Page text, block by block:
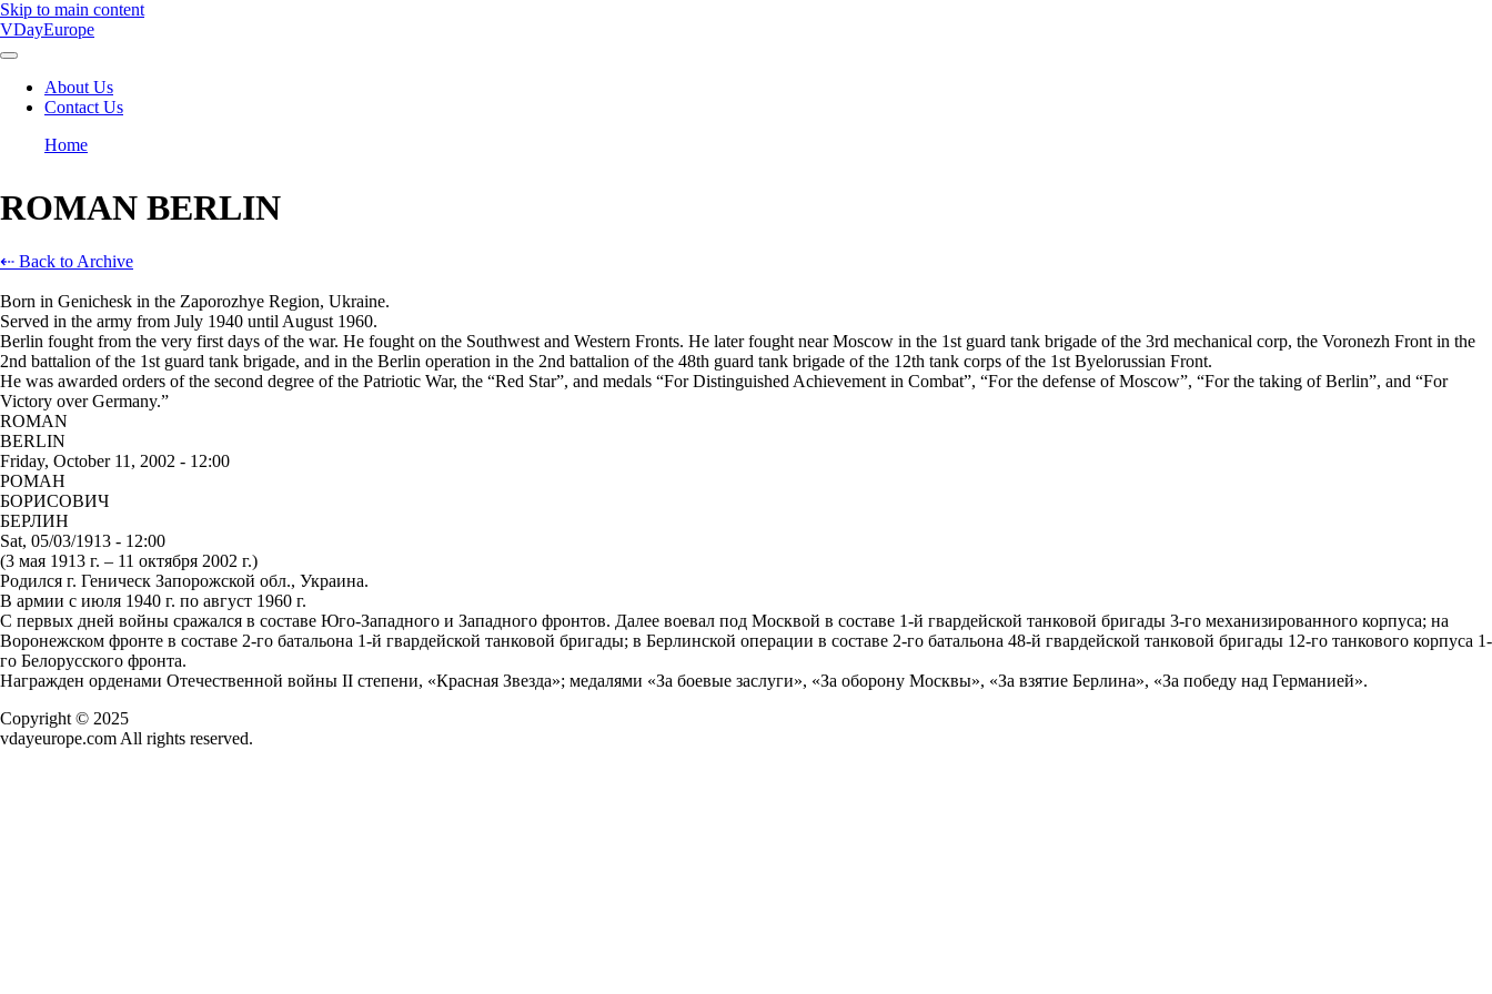
Skip to main content
VDayEurope
Main
About Us
Contact Us
Home
ROMAN BERLIN
⇠ Back to Archive
Born in Genichesk in the Zaporozhye Region, Ukraine.
Served in the army from July 1940 until August 1960.
Berlin fought from the very first days of the war. He fought on the Southwest and Western Fronts. He later fought near Moscow in the 1st guard tank brigade of the 3rd mechanical corp, the Voronezh Front in the
2nd battalion of the 1st guard tank brigade, and in the Berlin operation in the 2nd battalion of the 48th guard tank brigade of the 12th tank corps of the 1st Byelorussian Front.
He was awarded orders of the second degree of the Patriotic War, the “Red Star”, and medals “For Distinguished Achievement in Combat”, “For the defense of Moscow”, “For the taking of Berlin”, and “For
Victory over Germany.”
ROMAN
BERLIN
Friday, October 11, 2002 - 12:00
РОМАН
БОРИСОВИЧ
БЕРЛИН
Sat, 05/03/1913 - 12:00
(3 мая 1913 г. – 11 октября 2002 г.)
Родился г. Геническ Запорожской обл., Украина.
В армии с июля 1940 г. по август 1960 г.
С первых дней войны сражался в составе Юго-Западного и Западного фронтов. Далее воевал под Москвой в составе 1-й гвардейской танковой бригады 3-го механизированного корпуса; на
Воронежском фронте в составе 2-го батальона 1-й гвардейской танковой бригады; в Берлинской операции в составе 2-го батальона 48-й гвардейской танковой бригады 12-го танкового корпуса 1-
го Белорусского фронта.
Награжден орденами Отечественной войны II степени, «Красная Звезда»; медалями «За боевые заслуги», «За оборону Москвы», «За взятие Берлина», «За победу над Германией».
Copyright © 2025
vdayeurope.com All rights reserved.